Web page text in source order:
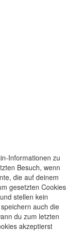
Informationen zu
Besuch, wenn
die auf deinem
gesetzten Cookies
stellen kein
auch die
du zum letzten
akzeptierst